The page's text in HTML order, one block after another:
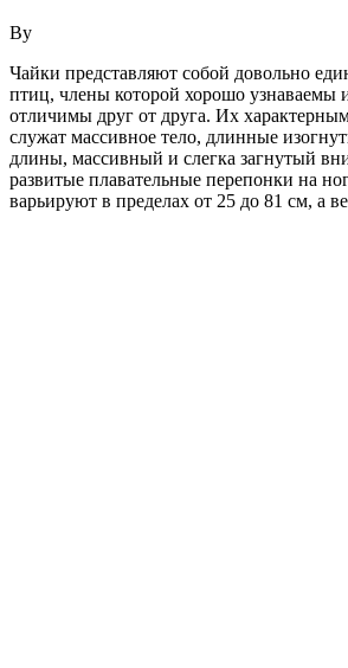
By
Чайки представляют собой довольно
птиц, члены которой хорошо узнаваемы
отличимы друг от друга. Их
служат массивное тело, длинные
длины, массивный и слегка загнутый
развитые плавательные перепонки на
варьируют в пределах от 25 до 81 см, а